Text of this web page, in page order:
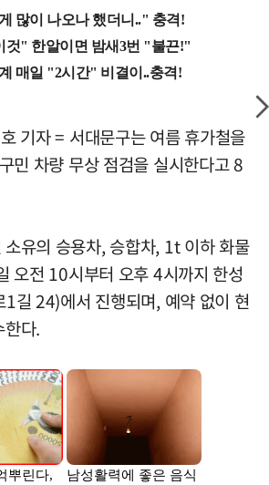
기자 = 서대문구는 여름 휴가철을
민 차량 무상 점검을 실시한다고 8
유의 승용차, 승합차, 1t 이하 화물
오전 10시부터 오후 4시까지 한성
1길 24)에서 진행되며, 예약 없이 현
다.